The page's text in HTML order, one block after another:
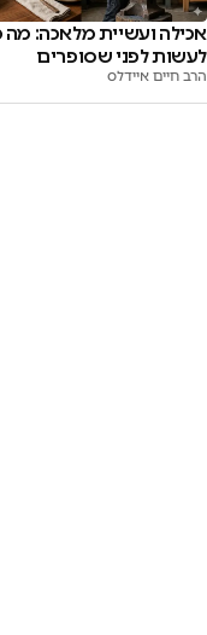
אכילה ועשיית מלאכה: מה
לעשות לפני שסופרים
הרב חיים איידלס